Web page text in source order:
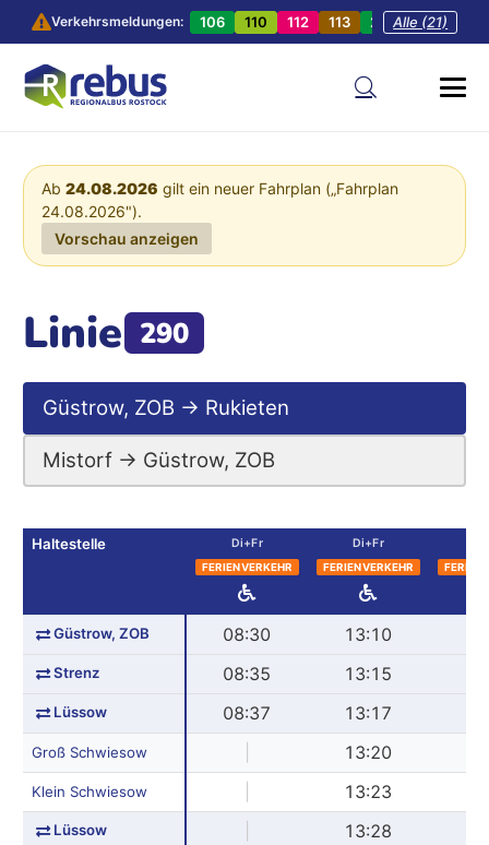
Verkehrsmeldungen: 106 110 112 113 201 202
Alle (21)
Ab 24.08.2026 gilt ein neuer Fahrplan („Fahrplan
24.08.2026").
Vorschau anzeigen
Linie 290
Güstrow, ZOB → Rukieten
Mistorf → Güstrow, ZOB
Haltestelle Di+Fr
FERIENVERKEHR
Di+Fr
FERIENVERKEHR
Güstrow, ZOB 08:30 13:10
Strenz 08:35 13:15
Lüssow 08:37 13:17
Groß Schwiesow 13:20
Klein Schwiesow 13:23
Lüssow 13:28